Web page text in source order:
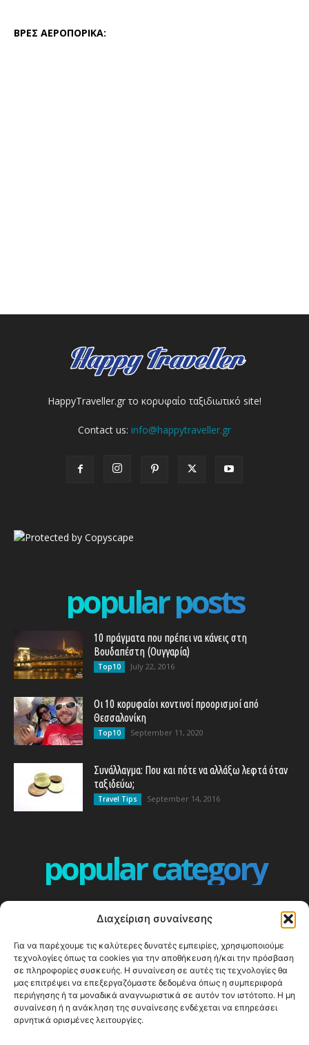
Διαχείριση συναίνεσης
Για να παρέχουμε τις καλύτερες δυνατές εμπειρίες, χρησιμοποιούμε
τεχνολογίες όπως τα cookies για την αποθήκευση ή/και την πρόσβαση
σε πληροφορίες συσκευής. Η συναίνεση σε αυτές τις τεχνολογίες θα
μας επιτρέψει να επεξεργαζόμαστε δεδομένα όπως η συμπεριφορά
περιήγησης ή τα μοναδικά αναγνωριστικά σε αυτόν τον ιστότοπο. Η μη
συναίνεση ή η ανάκληση της συναίνεσης ενδέχεται να επηρεάσει
αρνητικά ορισμένες λειτουργίες.
ΒΡΕΣ ΑΕΡΟΠΟΡΙΚΑ:
HappyTraveller.gr το κορυφαίο ταξιδιωτικό site!
Contact us: info@happytraveller.gr
popular posts
10 πράγματα που πρέπει να κάνεις στη
Βουδαπέστη (Ουγγαρία)
Top10 July 22, 2016
Οι 10 κορυφαίοι κοντινοί προορισμοί από
Θεσσαλονίκη
Top10 September 11, 2020
Συνάλλαγμα: Που και πότε να αλλάξω λεφτά όταν
ταξιδεύω;
Travel Tips September 14, 2016
popular category
360
ΕΥΡΩΠΗ
332
ΚΟΣΜΟΣ - WORLD
328
Top10
303
Cool spots